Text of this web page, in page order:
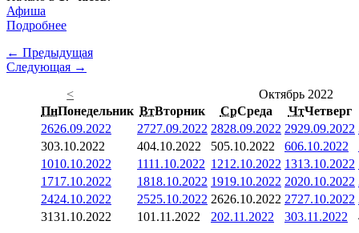
Афиша
Подробнее
← Предыдущая
Следующая →
<
Октябрь 2022
ПнПонедельник ВтВторник СрСреда ЧтЧетверг
2626.09.2022 2727.09.2022 2828.09.2022 2929.09.2022
303.10.2022 404.10.2022 505.10.2022 606.10.2022
1010.10.2022 1111.10.2022 1212.10.2022 1313.10.2022
1717.10.2022 1818.10.2022 1919.10.2022 2020.10.2022
2424.10.2022 2525.10.2022 2626.10.2022 2727.10.2022
3131.10.2022 101.11.2022 202.11.2022 303.11.2022